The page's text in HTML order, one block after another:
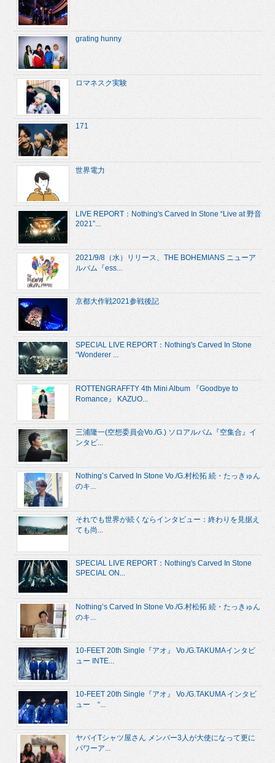
grating hunny
ロマネスク実験
171
世界電力
LIVE REPORT：Nothing's Carved In Stone “Live at 野音
2021”...
2021/9/8（水）リリース、THE BOHEMIANS ニューア
ルバム『ess...
京都大作戦2021参戦後記
SPECIAL LIVE REPORT：Nothing's Carved In Stone
“Wonderer ...
ROTTENGRAFFTY 4th Mini Album 『Goodbye to
Romance』 KAZUO...
三浦隆一(空想委員会Vo./G.) ソロアルバム『空集合』イ
ンタビ...
Nothing’s Carved In Stone Vo./G.村松拓 続・たっきゅん
のキ...
それでも世界が続くならインタビュー：終わりを見据え
ても尚...
SPECIAL LIVE REPORT：Nothing's Carved In Stone
SPECIAL ON...
Nothing’s Carved In Stone Vo./G.村松拓 続・たっきゅん
のキ...
10-FEET 20th Single『アオ』 Vo./G.TAKUMAインタビ
ュー INTE...
10-FEET 20th Single『アオ』 Vo./G.TAKUMA インタビ
ュー “...
ヤバイTシャツ屋さん メンバー3人が大使になって更に
パワーア...